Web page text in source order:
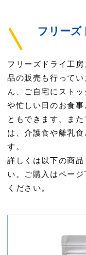
フリーズ
フリーズドライ工
品の販売も行って
ん、ご自宅にスト
や忙しい日のお食
ともできます。ま
は、介護食や離乳
す。
詳しくは以下の商
い。ご購入はペー
ください。